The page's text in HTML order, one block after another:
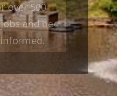
over 500
and be